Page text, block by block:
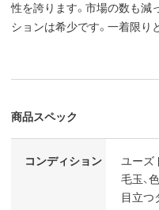
性を誇ります。市場の数も減
ションは希少です。一着限り
商品スペック
コンディション
ユーズ
毛玉、
目立つ